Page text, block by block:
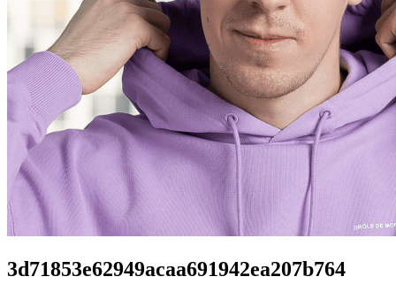
3d71853e62949acaa691942ea207b764